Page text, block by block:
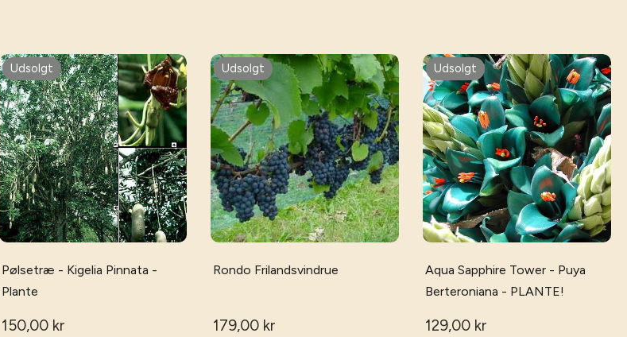
Udsolgt
Pølsetræ - Kigelia Pinnata -
Plante
150,00 kr
Udsolgt
Rondo Frilandsvindrue
179,00 kr
Udsolgt
Aqua Sapphire Tower - Puya
Berteroniana - PLANTE!
129,00 kr